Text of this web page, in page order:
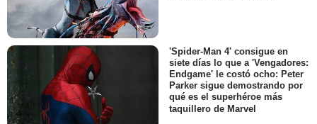
'Spider-Man 4' consigue en
siete días lo que a 'Vengadores:
Endgame' le costó ocho: Peter
Parker sigue demostrando por
qué es el superhéroe más
taquillero de Marvel